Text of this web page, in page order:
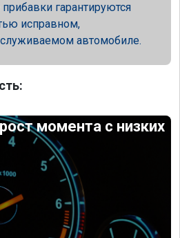
гарантируются
исправном,
автомобиле.
момента с низких